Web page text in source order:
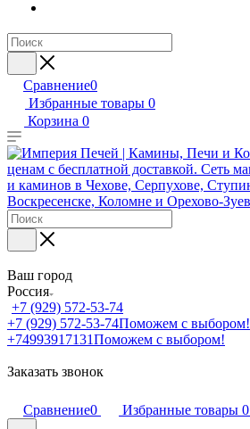
Сравнение0
Избранные товары 0
Корзина 0
Ваш город
Россия
+7 (929) 572-53-74
+7 (929) 572-53-74Поможем с выбором!
+74993917131Поможем с выбором!
Заказать звонок
Сравнение0 Избранные товары 0